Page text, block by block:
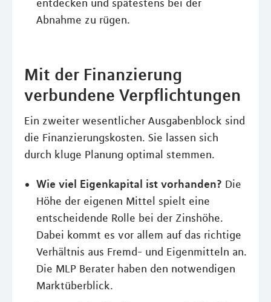
entdecken und spätestens bei der
Abnahme zu rügen.
Mit der Finanzierung
verbundene Verpflichtungen
Ein zweiter wesentlicher Ausgabenblock sind
die Finanzierungskosten. Sie lassen sich
durch kluge Planung optimal stemmen.
Wie viel Eigenkapital ist vorhanden? Die
Höhe der eigenen Mittel spielt eine
entscheidende Rolle bei der Zinshöhe.
Dabei kommt es vor allem auf das richtige
Verhältnis aus Fremd- und Eigenmitteln an.
Die MLP Berater haben den notwendigen
Marktüberblick.